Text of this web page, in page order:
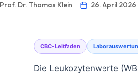
Dr. Thomas Klein 26. April 2026
CBC-Leitfaden
Die Leukozytenwerte